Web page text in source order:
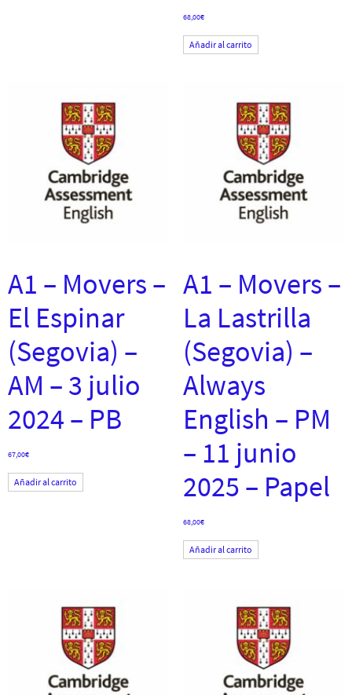
68,00€
Añadir al carrito
A1 – Movers –
El Espinar
(Segovia) –
AM – 3 julio
2024 – PB
67,00€
Añadir al carrito
A1 – Movers –
La Lastrilla
(Segovia) –
Always
English – PM
– 11 junio
2025 – Papel
68,00€
Añadir al carrito